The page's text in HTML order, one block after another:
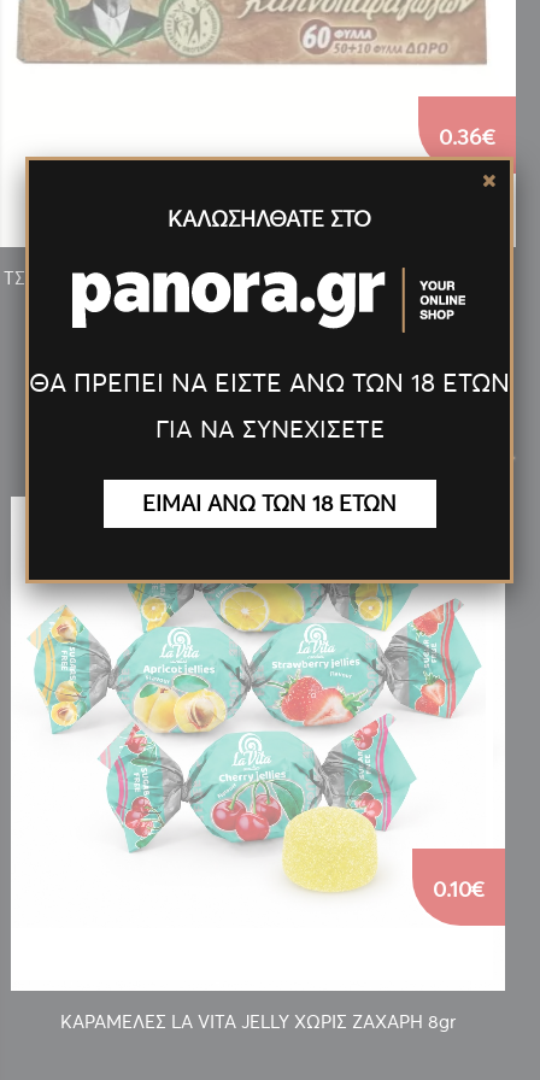
ΤΣΙΓΑΡΟΧΑΡΤΟ ΤΟΥ ΠΑΠΠΟΥ ΑΚΑΤΕΡΓΑΣΤΟ ΛΕΠΤΟ (47558)
60 ΦΥΛΛΩΝ
0.36€
ΝέαΠροϊόντα
ΚΑΡΑΜΕΛΕΣ LA VITA JELLY ΧΩΡΙΣ ΖΑΧΑΡΗ 8gr
0.10€
>
ΚΑΛΩΣΗΛΘΑΤΕ ΣΤΟ
ΘΑ ΠΡΕΠΕΙ ΝΑ ΕΙΣΤΕ ΑΝΩ ΤΩΝ 18 ΕΤΩΝ
ΓΙΑ ΝΑ ΣΥΝΕΧΙΣΕΤΕ
ΕΙΜΑΙ ΑΝΩ ΤΩΝ 18 ΕΤΩΝ